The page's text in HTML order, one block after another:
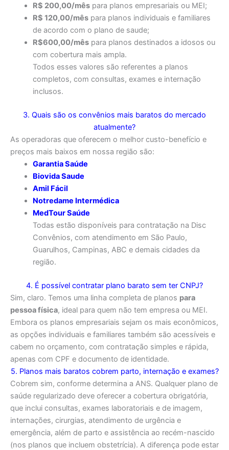
R$ 200,00/mêspara planos empresariais ou MEI;
R$ 120,00/mêspara planos individuais e familiares
de acordo com o plano de saude;
R$600,00/mêspara planos destinados a idosos ou
com cobertura mais ampla.
Todos esses valores são referentes a planos
completos, com consultas, exames e internação
inclusos.
3. Quais são os convênios mais baratos do mercado
atualmente?
As operadoras que oferecem o melhor custo-benefício e
preços mais baixos em nossa região são:
Garantia Saúde
Biovida Saude
Amil Fácil
Notredame Intermédica
MedTour Saúde
Todas estão disponíveis para contratação na Disc
Convênios, com atendimento em São Paulo,
Guarulhos, Campinas, ABC e demais cidades da
região.
4. É possível contratar plano barato sem ter CNPJ?
Sim, claro. Temos uma linha completa de planos para
pessoa física, ideal para quem não tem empresa ou MEI.
Embora os planos empresariais sejam os mais econômicos,
as opções individuais e familiares também são acessíveis e
cabem no orçamento, com contratação simples e rápida,
apenas com CPF e documento de identidade.
5. Planos mais baratos cobrem parto, internação e exames?
Cobrem sim, conforme determina a ANS. Qualquer plano de
saúde regularizado deve oferecer a cobertura obrigatória,
que inclui consultas, exames laboratoriais e de imagem,
internações, cirurgias, atendimento de urgência e
emergência, além de parto e assistência ao recém-nascido
(nos planos que incluem obstetrícia). A diferença pode estar